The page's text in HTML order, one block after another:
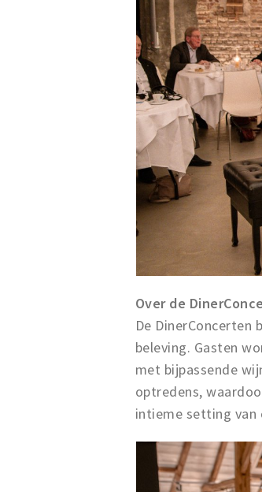
Over de
De DinerConcerten
beleving. Gasten
met bijpassende
optredens,
intieme setting van